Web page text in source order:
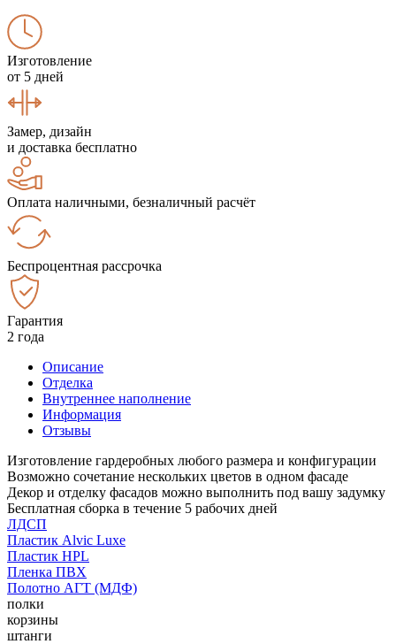
Изготовление
от 5 дней
Замер, дизайн
и доставка бесплатно
Оплата наличными, безналичный расчёт
Беспроцентная рассрочка
Гарантия
2 года
Описание
Отделка
Внутреннее наполнение
Информация
Отзывы
Изготовление гардеробных любого размера и конфигурации
Возможно сочетание нескольких цветов в одном фасаде
Декор и отделку фасадов можно выполнить под вашу задумку
Бесплатная сборка в течение 5 рабочих дней
ЛДСП
Пластик Alvic Luxe
Пластик HPL
Пленка ПВХ
Полотно АГТ (МДФ)
полки
корзины
штанги